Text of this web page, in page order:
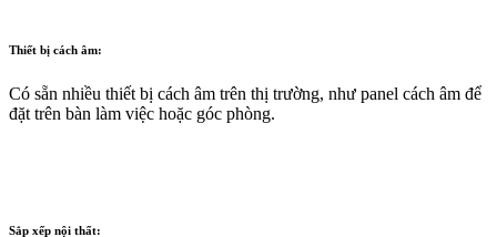
Thiết bị cách âm:
Có sẵn nhiều thiết bị cách âm trên thị trường, như panel cách âm để
đặt trên bàn làm việc hoặc góc phòng.
Sắp xếp nội thất: